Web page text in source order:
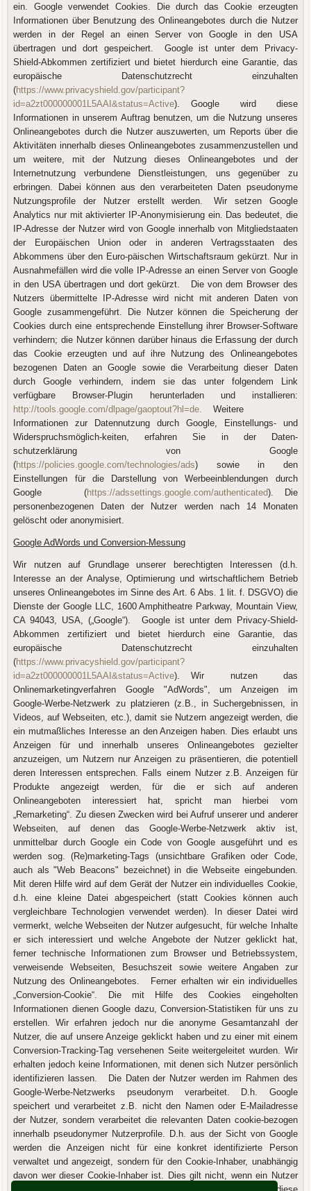
ein. Google verwendet Cookies. Die durch das Cookie erzeugten
Informationen über Benutzung des Onlineangebotes durch die Nutzer
werden in der Regel an einen Server von Google in den USA
übertragen und dort gespeichert. Google ist unter dem Privacy-
Shield-Abkommen zertifiziert und bietet hierdurch eine Garantie, das
europäische Datenschutzrecht einzuhalten
(https://www.privacyshield.gov/participant?
id=a2zt000000001L5AAI&status=Active). Google wird diese
Informationen in unserem Auftrag benutzen, um die Nutzung unseres
Onlineangebotes durch die Nutzer auszuwerten, um Reports über die
Aktivitäten innerhalb dieses Onlineangebotes zusammenzustellen und
um weitere, mit der Nutzung dieses Onlineangebotes und der
Internetnutzung verbundene Dienstleistungen, uns gegenüber zu
erbringen. Dabei können aus den verarbeiteten Daten pseudonyme
Nutzungsprofile der Nutzer erstellt werden. Wir setzen Google
Analytics nur mit aktivierter IP-Anonymisierung ein. Das bedeutet, die
IP-Adresse der Nutzer wird von Google innerhalb von Mitgliedstaaten
der Europäischen Union oder in anderen Vertragsstaaten des
Abkommens über den Euro-päischen Wirtschaftsraum gekürzt. Nur in
Ausnahmefällen wird die volle IP-Adresse an einen Server von Google
in den USA übertragen und dort gekürzt. Die von dem Browser des
Nutzers übermittelte IP-Adresse wird nicht mit anderen Daten von
Google zusammengeführt. Die Nutzer können die Speicherung der
Cookies durch eine entsprechende Einstellung ihrer Browser-Software
verhindern; die Nutzer können darüber hinaus die Erfassung der durch
das Cookie erzeugten und auf ihre Nutzung des Onlineangebotes
bezogenen Daten an Google sowie die Verarbeitung dieser Daten
durch Google verhindern, indem sie das unter folgendem Link
verfügbare Browser-Plugin herunterladen und installieren:
http://tools.google.com/dlpage/gaoptout?hl=de. Weitere
Informationen zur Datennutzung durch Google, Einstellungs- und
Widerspruchsmöglich-keiten, erfahren Sie in der Daten-
schutzerklärung von Google
(https://policies.google.com/technologies/ads) sowie in den
Einstellungen für die Darstellung von Werbeeinblendungen durch
Google (https://adssettings.google.com/authenticated). Die
personenbezogenen Daten der Nutzer werden nach 14 Monaten
gelöscht oder anonymisiert.
Google AdWords und Conversion-Messung
Wir nutzen auf Grundlage unserer berechtigten Interessen (d.h.
Interesse an der Analyse, Optimierung und wirtschaftlichem Betrieb
unseres Onlineangebotes im Sinne des Art. 6 Abs. 1 lit. f. DSGVO) die
Dienste der Google LLC, 1600 Amphitheatre Parkway, Mountain View,
CA 94043, USA, („Google“). Google ist unter dem Privacy-Shield-
Abkommen zertifiziert und bietet hierdurch eine Garantie, das
europäische Datenschutzrecht einzuhalten
(https://www.privacyshield.gov/participant?
id=a2zt000000001L5AAI&status=Active). Wir nutzen das
Onlinemarketingverfahren Google "AdWords", um Anzeigen im
Google-Werbe-Netzwerk zu platzieren (z.B., in Suchergebnissen, in
Videos, auf Webseiten, etc.), damit sie Nutzern angezeigt werden, die
ein mutmaßliches Interesse an den Anzeigen haben. Dies erlaubt uns
Anzeigen für und innerhalb unseres Onlineangebotes gezielter
anzuzeigen, um Nutzern nur Anzeigen zu präsentieren, die potentiell
deren Interessen entsprechen. Falls einem Nutzer z.B. Anzeigen für
Produkte angezeigt werden, für die er sich auf anderen
Onlineangeboten interessiert hat, spricht man hierbei vom
„Remarketing“. Zu diesen Zwecken wird bei Aufruf unserer und anderer
Webseiten, auf denen das Google-Werbe-Netzwerk aktiv ist,
unmittelbar durch Google ein Code von Google ausgeführt und es
werden sog. (Re)marketing-Tags (unsichtbare Grafiken oder Code,
auch als "Web Beacons" bezeichnet) in die Webseite eingebunden.
Mit deren Hilfe wird auf dem Gerät der Nutzer ein individuelles Cookie,
d.h. eine kleine Datei abgespeichert (statt Cookies können auch
vergleichbare Technologien verwendet werden). In dieser Datei wird
vermerkt, welche Webseiten der Nutzer aufgesucht, für welche Inhalte
er sich interessiert und welche Angebote der Nutzer geklickt hat,
ferner technische Informationen zum Browser und Betriebssystem,
verweisende Webseiten, Besuchszeit sowie weitere Angaben zur
Nutzung des Onlineangebotes. Ferner erhalten wir ein individuelles
„Conversion-Cookie“. Die mit Hilfe des Cookies eingeholten
Informationen dienen Google dazu, Conversion-Statistiken für uns zu
erstellen. Wir erfahren jedoch nur die anonyme Gesamtanzahl der
Nutzer, die auf unsere Anzeige geklickt haben und zu einer mit einem
Conversion-Tracking-Tag versehenen Seite weitergeleitet wurden. Wir
erhalten jedoch keine Informationen, mit denen sich Nutzer persönlich
identifizieren lassen. Die Daten der Nutzer werden im Rahmen des
Google-Werbe-Netzwerks pseudonym verarbeitet. D.h. Google
speichert und verarbeitet z.B. nicht den Namen oder E-Mailadresse
der Nutzer, sondern verarbeitet die relevanten Daten cookie-bezogen
innerhalb pseudonymer Nutzerprofile. D.h. aus der Sicht von Google
werden die Anzeigen nicht für eine konkret identifizierte Person
verwaltet und angezeigt, sondern für den Cookie-Inhaber, unabhängig
davon wer dieser Cookie-Inhaber ist. Dies gilt nicht, wenn ein Nutzer